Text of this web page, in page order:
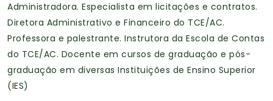
Administradora. Especialista em licitações e contratos.
Diretora Administrativo e Financeiro do TCE/AC.
Professora e palestrante. Instrutora da Escola de Contas
do TCE/AC. Docente em cursos de graduação e pós-
graduação em diversas Instituições de Ensino Superior
(IES)